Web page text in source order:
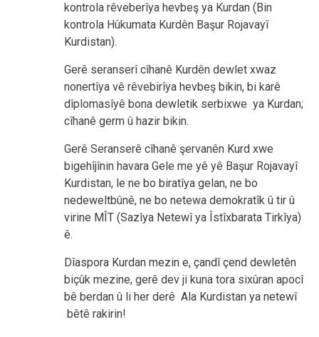
kontrola rêveberîya hevbeş ya Kurdan (Bin
kontrola Hûkumata Kurdên Başur Rojavayî
Kurdistan).
Gerê seranserî cîhanê Kurdên dewlet xwaz
nonertîya vê rêvebirîya hevbeş bikin, bi karê
dîplomasîyê bona dewletik serbixwe ya Kurdan;
cîhanê germ û hazir bikin.
Gerê Seranserê cîhanê şervanên Kurd xwe
bigehîjînin havara Gele me yê yê Başur Rojavayî
Kurdistan, le ne bo biratîya gelan, ne bo
nedeweltbûnê, ne bo netewa demokratîk û tir û
virine MÎT (Sazîya Netewî ya Îstîxbarata Tirkîya)
ê.
Dîaspora Kurdan mezin e, çandî çend dewletên
biçûk mezine, gerê dev ji kuna tora sixûran apocî
bê berdan û li her derê Ala Kurdistan ya netewî
bêtê rakirin!